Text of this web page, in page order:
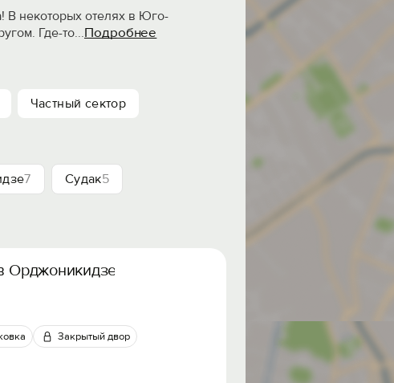
В некоторых отелях в Юго-
Где-то...Подробнее
Частный сектор
7 Судак5
Орджоникидзе
Закрытый двор